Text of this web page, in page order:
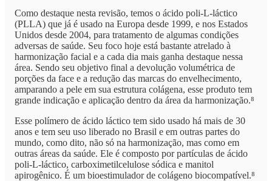
Como destaque nesta revisão, temos o ácido poli-L-láctico
(PLLA) que já é usado na Europa desde 1999, e nos Estados
Unidos desde 2004, para tratamento de algumas condições
adversas de saúde. Seu foco hoje está bastante atrelado à
harmonização facial e a cada dia mais ganha destaque nessa
área. Sendo seu objetivo final a devolução volumétrica de
porções da face e a redução das marcas do envelhecimento,
amparando a pele em sua estrutura colágena, esse produto tem
grande indicação e aplicação dentro da área da harmonização.⁸
Esse polímero de ácido láctico tem sido usado há mais de 30
anos e tem seu uso liberado no Brasil e em outras partes do
mundo, como dito, não só na harmonização, mas como em
outras áreas da saúde. Ele é composto por partículas de ácido
poli-L-láctico, carboximetilcelulose sódica e manitol
apirogênico. É um bioestimulador de colágeno biocompatível.⁸